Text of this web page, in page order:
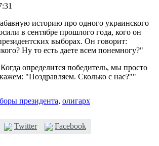
историю про одного украинского
в сентябре прошлого года, кого он
выборах. Он говорит:
Ну то есть даете всем понемногу?"
определится победитель, мы просто
"Поздравляем. Сколько с нас?""
президента, олигарх
Twitter Facebook